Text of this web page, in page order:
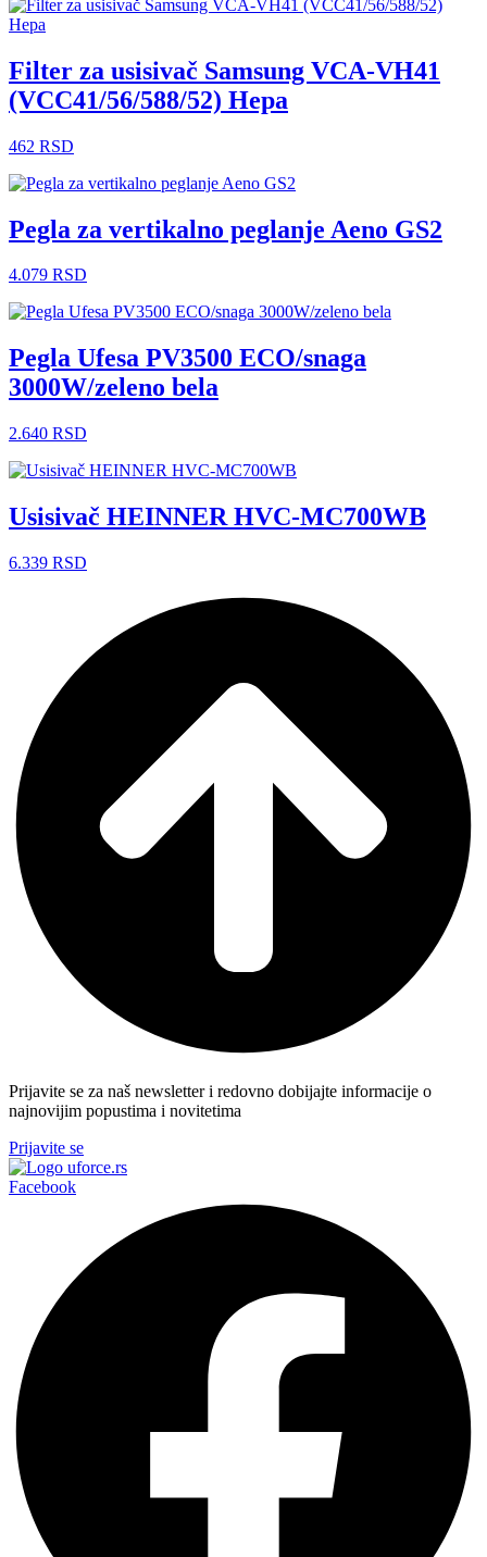
Filter za usisivač Samsung VCA-VH41
(VCC41/56/588/52) Hepa
462 RSD
Pegla za vertikalno peglanje Aeno GS2
4.079 RSD
Pegla Ufesa PV3500 ECO/snaga
3000W/zeleno bela
2.640 RSD
Usisivač HEINNER HVC-MC700WB
6.339 RSD
Prijavite se za naš newsletter i redovno dobijajte informacije o
najnovijim popustima i novitetima
Prijavite se
Facebook